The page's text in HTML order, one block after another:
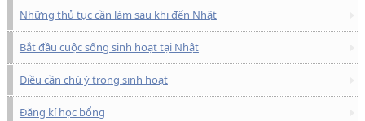
Những thủ tục cần làm sau khi đến Nhật
Bắt đầu cuộc sống sinh hoạt tại Nhật
Điều cần chú ý trong sinh hoạt
Đăng kí học bổng